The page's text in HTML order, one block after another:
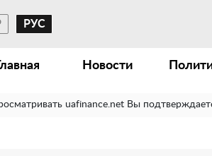
РУС
Новости
uafinance.net Вы